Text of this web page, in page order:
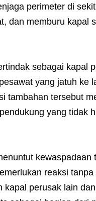
perimeter di
dan memburu kapal
sebagai kapal
yang jatuh ke
tambahan tersebut
yang tidak
kewaspadaan
reaksi
perusak lain